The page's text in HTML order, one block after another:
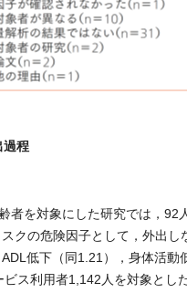
過程
を対象にした研究では，92
クの危険因子として，外出
低下（同1.21），身体活
ス利用者1,142人を対象とし